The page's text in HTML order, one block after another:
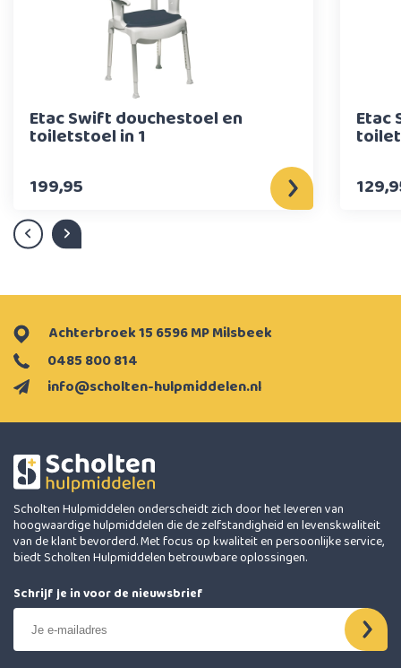
Etac Swift douchestoel en
toiletstoel in 1
199,95
Etac
info@scholten-hulpmiddelen.nl
0485 800 814
Achterbroek 15 6596 MP Milsbeek
Scholten Hulpmiddelen onderscheidt zich door het leveren van
hoogwaardige hulpmiddelen die de zelfstandigheid en levenskwaliteit
van de klant bevorderd. Met focus op kwaliteit en persoonlijke service,
biedt Scholten Hulpmiddelen betrouwbare oplossingen.
Schrijf je in voor de nieuwsbrief